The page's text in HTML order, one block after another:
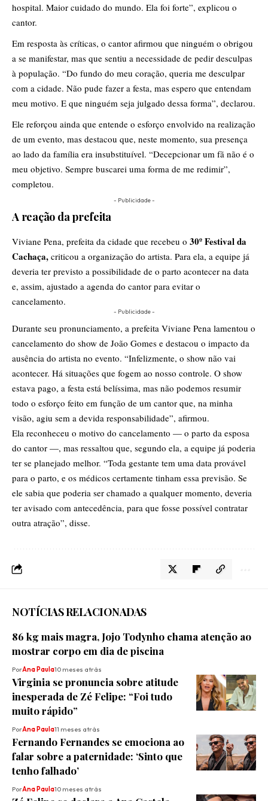
hospital. Maior cuidado do mundo. Ela foi forte”, explicou o
cantor.
Em resposta às críticas, o cantor afirmou que ninguém o obrigou
a se manifestar, mas que sentiu a necessidade de pedir desculpas
à população. “Do fundo do meu coração, queria me desculpar
com a cidade. Não pude fazer a festa, mas espero que entendam
meu motivo. E que ninguém seja julgado dessa forma”, declarou.
Ele reforçou ainda que entende o esforço envolvido na realização
de um evento, mas destacou que, neste momento, sua presença
ao lado da família era insubstituível. “Decepcionar um fã não é o
meu objetivo. Sempre buscarei uma forma de me redimir”,
completou.
- Publicidade -
A reação da prefeita
Viviane Pena, prefeita da cidade que recebeu o 30º Festival da
Cachaça, criticou a organização do artista. Para ela, a equipe já
deveria ter previsto a possibilidade de o parto acontecer na data
e, assim, ajustado a agenda do cantor para evitar o
cancelamento.
- Publicidade -
Durante seu pronunciamento, a prefeita Viviane Pena lamentou o
cancelamento do show de João Gomes e destacou o impacto da
ausência do artista no evento. “Infelizmente, o show não vai
acontecer. Há situações que fogem ao nosso controle. O show
estava pago, a festa está belíssima, mas não podemos resumir
todo o esforço feito em função de um cantor que, na minha
visão, agiu sem a devida responsabilidade”, afirmou.
Ela reconheceu o motivo do cancelamento — o parto da esposa
do cantor —, mas ressaltou que, segundo ela, a equipe já poderia
ter se planejado melhor. “Toda gestante tem uma data provável
para o parto, e os médicos certamente tinham essa previsão. Se
ele sabia que poderia ser chamado a qualquer momento, deveria
ter avisado com antecedência, para que fosse possível contratar
outra atração”, disse.
NOTÍCIAS RELACIONADAS
86 kg mais magra, Jojo Todynho chama atenção ao
mostrar corpo em dia de piscina
PorAna Paula10 meses atrás
Virginia se pronuncia sobre atitude
inesperada de Zé Felipe: “Foi tudo
muito rápido”
PorAna Paula11 meses atrás
Fernando Fernandes se emociona ao
falar sobre a paternidade: ‘Sinto que
tenho falhado’
PorAna Paula10 meses atrás